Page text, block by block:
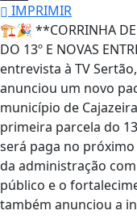
IMPRIMIR
🏗️🎉 **CORRINHA
DO 13º E NOVAS
entrevista à TV
anunciou um novo
município de
primeira parcela do
será paga no
da administração
público e o
também anunciou a